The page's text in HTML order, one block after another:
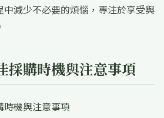
減少不必要的煩惱，專注於享受與
採購時機與注意事項